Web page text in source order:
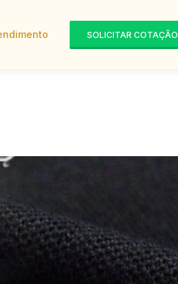
SOLICITAR COTAÇÃO